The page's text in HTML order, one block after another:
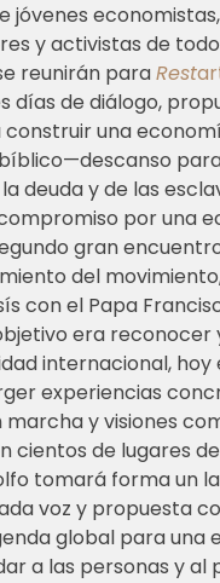
jóvenes economistas,
y activistas de
reunirán paraRest
días de diálogo,
construir una
deuda y de las
por una
gran
del
con el Papa
era reconocer
internacional, hoy
experiencias
y visiones
cientos de lugares
tomará forma un
voz y propuesta
global para una
a las personas y al